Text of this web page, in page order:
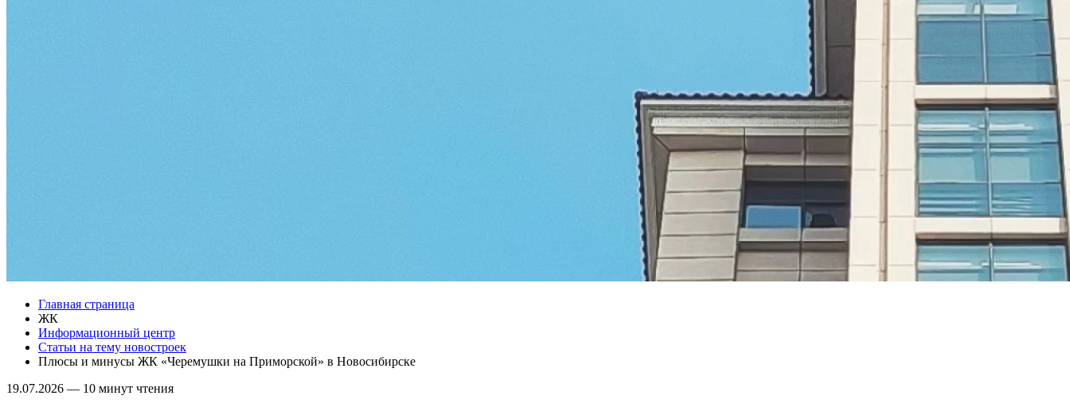
Главная страница
ЖК
Информационный центр
Статьи на тему новостроек
Плюсы и минусы ЖК «Черемушки на Приморской» в Новосибирске
19.07.2026 — 10 минут чтения